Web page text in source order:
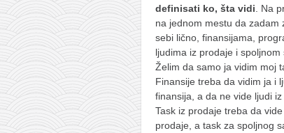
članarina
kontakt
besplatna e-knjiga
termini treninga
moja priča
moja priča
definisati ko, šta vidi . Na
na jednom mestu da zadam
sebi lično, finansijama,
ljudima iz prodaje i spoljnom
Želim da samo ja vidim moj
Finansije treba da vidim ja i
finansija, a da ne vide ljudi iz
Task iz prodaje treba da
prodaje, a task za spoljnog